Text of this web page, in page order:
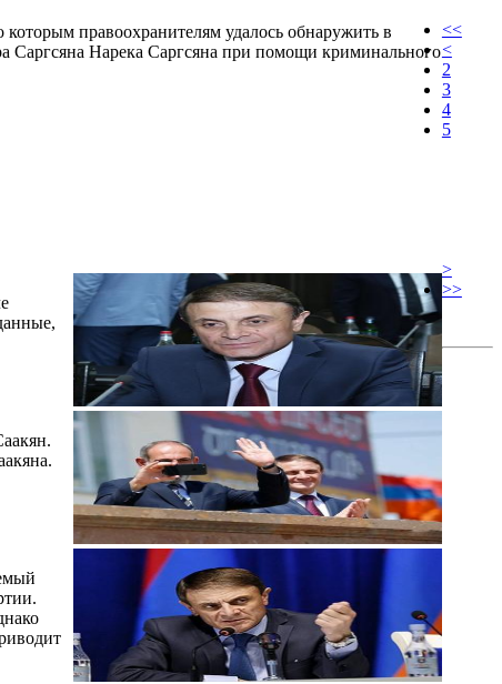
правоохранителям удалось обнаружить в
Саргсяна Нарека Саргсяна при помощи криминального
<<
<
2
3
4
5
>
>>